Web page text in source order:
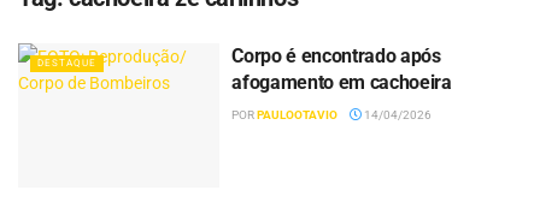
DESTAQUE
Corpo é encontrado após
afogamento em cachoeira
PORPAULOOTAVIO 14/04/2026